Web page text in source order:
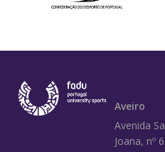
Aveiro
Avenida
Joana, nº